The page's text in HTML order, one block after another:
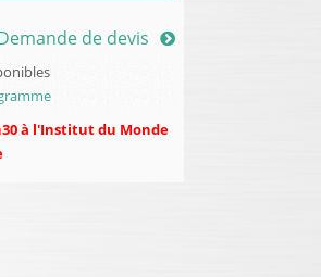
de devis
à l'Institut du Monde